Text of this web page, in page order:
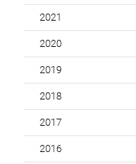
2021
2020
2019
2018
2017
2016